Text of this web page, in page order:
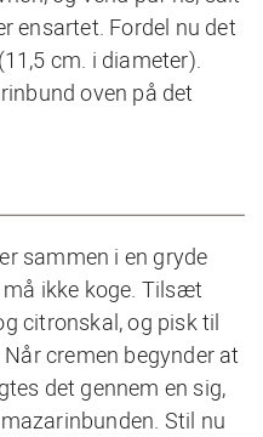
ensartet. Fordel nu det
cm. i diameter).
oven på det
sammen i en gryde
ikke koge. Tilsæt
citronskal, og pisk til
cremen begynder at
det gennem en sig,
Stil nu